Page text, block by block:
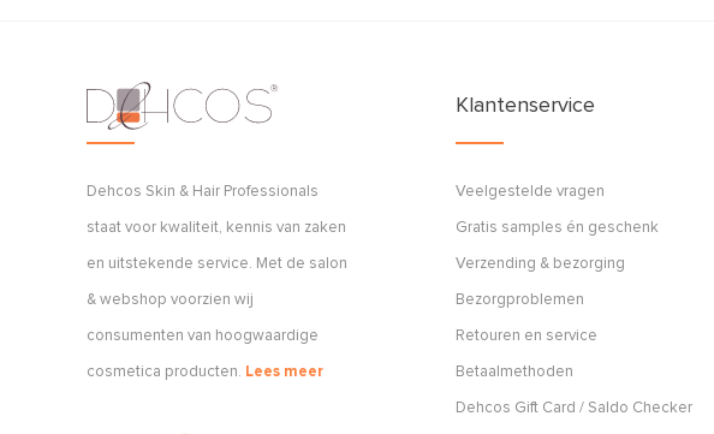
Dehcos Skin & Hair Professionals
staat voor kwaliteit, kennis van zaken
en uitstekende service. Met de salon
& webshop voorzien wij
consumenten van hoogwaardige
cosmetica producten. Lees meer
Klantenservice
Veelgestelde vragen
Gratis samples én geschenk
Verzending & bezorging
Bezorgproblemen
Retouren en service
Betaalmethoden
Dehcos Gift Card / Saldo Checker